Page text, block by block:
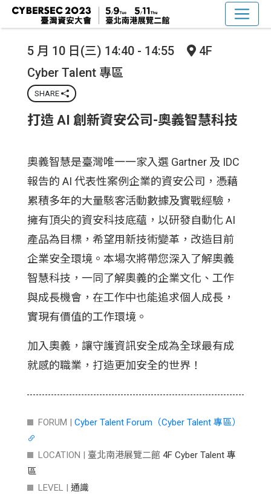
5 月 10 日(三) 14:40 - 14:55
4F
Cyber Talent 專區
SHARE
打造 AI 創新資安公司-奧義智慧科技
奧義智慧是臺灣唯一一家入選 Gartner 及 IDC
報告的 AI 代表性案例企業的資安公司，憑藉
累積多年的大量駭客活動數據及實戰經驗，
擁有頂尖的資安科技底蘊，以研發自動化 AI
產品為目標，希望用新技術變革，改造目前
企業安全環境。本場次將帶您深入了解奧義
智慧科技，一同了解奧義的企業文化、工作
與成長機會，在工作中也能追求個人成長，
實現有價值的工作環境。
加入奧義，讓守護資訊安全成為全球最有成
就感的職業，打造更加安全的世界！
FORUM | Cyber Talent Forum（Cyber Talent 專區）
LOCATION | 臺北南港展覽二館 4F Cyber Talent 專
區
LEVEL | 通識